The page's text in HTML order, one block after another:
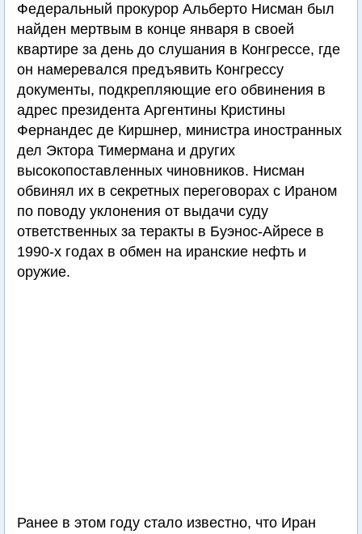
Федеральный прокурор Альберто Нисман был
найден мертвым в конце января в своей
квартире за день до слушания в Конгрессе, где
он намеревался предъявить Конгрессу
документы, подкрепляющие его обвинения в
адрес президента Аргентины Кристины
Фернандес де Киршнер, министра иностранных
дел Эктора Тимермана и других
высокопоставленных чиновников. Нисман
обвинял их в секретных переговорах с Ираном
по поводу уклонения от выдачи суду
ответственных за теракты в Буэнос-Айресе в
1990-х годах в обмен на иранские нефть и
оружие.
Ранее в этом году стало известно, что Иран